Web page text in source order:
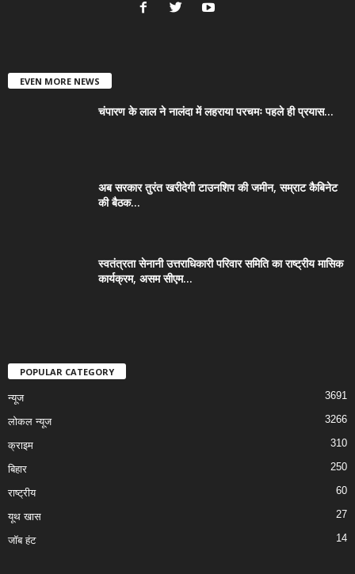
EVEN MORE NEWS
चंपारण के लाल ने नालंदा में लहराया परचमः पहले ही प्रयास...
अब सरकार तुरंत खरीदेगी टाउनशिप की जमीन, सम्राट कैबिनेट
की बैठक...
स्वतंत्रता सेनानी उत्तराधिकारी परिवार समिति का राष्ट्रीय मासिक
कार्यक्रम, असम सीएम...
POPULAR CATEGORY
न्यूज 3691
लोकल न्यूज 3266
क्राइम 310
बिहार 250
राष्ट्रीय 60
यूथ खास 27
जॉब हंट 14